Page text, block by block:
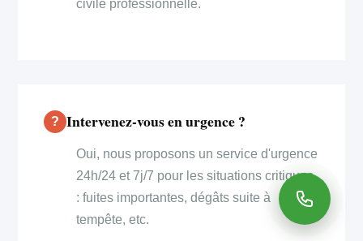
civile professionnelle.
Intervenez-vous en urgence ?
Oui, nous proposons un service d'urgence
24h/24 et 7j/7 pour les situations critiques
: fuites importantes, dégâts suite à
tempête, etc.